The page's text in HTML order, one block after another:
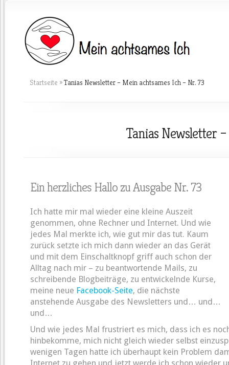
Startseite »Tanias Newsletter – Mein achtsames Ich – Nr. 73
Tanias Newsletter
Ein herzliches Hallo zu Ausgabe Nr. 73
Ich hatte mir mal wieder eine kleine Auszeit
genommen, ohne Rechner und Internet. Und wie
jedes Mal merkte ich, wie gut mir das tut. Kaum
zurück setzte ich mich dann wieder an das Gerät
und mit dem Einschaltknopf griff auch schon der
Alltag nach mir – zu beantwortende Mails, zu
schreibende Blogbeiträge, zu entwickelnde Kurse,
meine neue Facebook-Seite, die nächste
anstehende Ausgabe des Newsletters und… und…
und…
Und wie jedes Mal frustriert es mich, dass ich es
hinbekomme, mich nicht gleich wieder selbst
wenigen Tagen hatte ich überhaupt kein Problem